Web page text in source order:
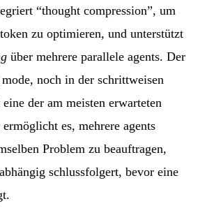
“thought compression”, um
zu optimieren, und unterstützt
über mehrere parallele agents. Der
noch in der schrittweisen
der am meisten erwarteten
es, mehrere agents
Problem zu beauftragen,
schlussfolgert, bevor eine